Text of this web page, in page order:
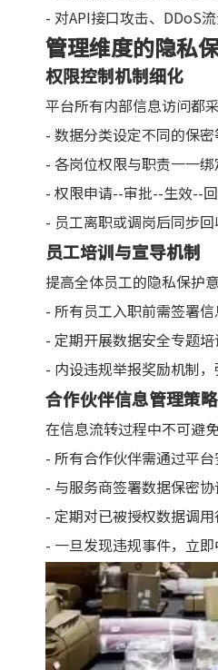
- 对API接口攻击、DDoS
管理维度的隐私
权限控制机制细化
平台所有内部信息访问都
- 数据分类设定不同的保
- 各岗位权限与职责一一
- 权限申请--审批--生效--
- 员工离职或调岗后同步
员工培训与宣导机制
提高全体员工的隐私保护
- 所有员工入职前需签署
- 定期开展数据安全专题
- 内设违规举报奖励机制
合作伙伴信息管理策略
在信息流转过程中不可避
- 所有合作伙伴需通过平
- 与服务商签署数据保密
- 定期对已被授权数据调
- 一旦发现违规事件，立